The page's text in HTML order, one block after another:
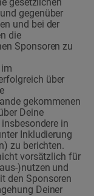
gegenüber
und bei der
die
Sponsoren zu
über
gekommenen
Deine
in
Inkludierung
zu berichten.
vorsätzlich für
)nutzen und
den Sponsoren
Deiner